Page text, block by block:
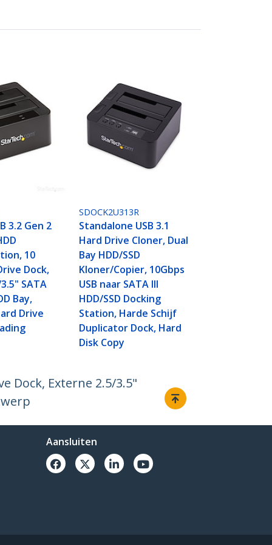
3.2 Gen 2
10
Dock,
SATA
Bay,
Drive
SDOCK2U313R
Standalone USB 3.1
Hard Drive Cloner, Dual
Bay HDD/SSD
Kloner/Copier, 10Gbps
USB naar SATA III
HDD/SSD Docking
Station, Harde Schijf
Duplicator Dock, Hard
Disk Copy
Dock, Externe 2.5/3.5"
Aansluiten